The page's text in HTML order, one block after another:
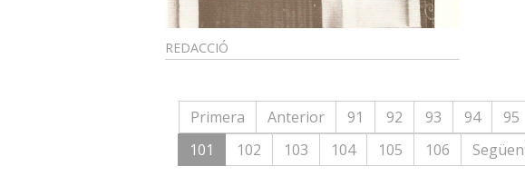
REDACCIÓ
Primera Anterior 91 92 93 94 95
101
102 103 104 105 106